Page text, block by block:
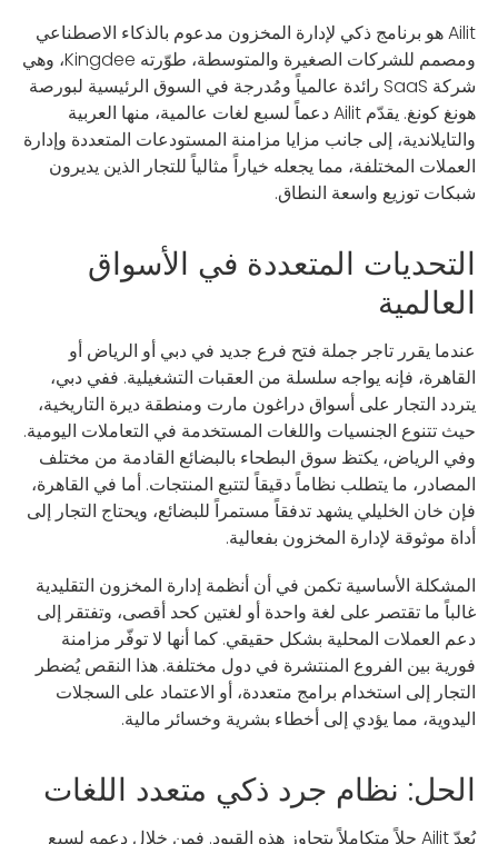
Ailit هو برنامج ذكي لإدارة المخزون مدعوم بالذكاء الاصطناعي
ومصمم للشركات الصغيرة والمتوسطة، طوّرته Kingdee، وهي
شركة SaaS رائدة عالمياً ومُدرجة في السوق الرئيسية لبورصة
هونغ كونغ. يقدّم Ailit دعماً لسبع لغات عالمية، منها العربية
والتايلاندية، إلى جانب مزايا مزامنة المستودعات المتعددة وإدارة
العملات المختلفة، مما يجعله خياراً مثالياً للتجار الذين يديرون
شبكات توزيع واسعة النطاق.
التحديات المتعددة في الأسواق
العالمية
عندما يقرر تاجر جملة فتح فرع جديد في دبي أو الرياض أو
القاهرة، فإنه يواجه سلسلة من العقبات التشغيلية. ففي دبي،
يتردد التجار على أسواق دراغون مارت ومنطقة ديرة التاريخية،
حيث تتنوع الجنسيات واللغات المستخدمة في التعاملات اليومية.
وفي الرياض، يكتظ سوق البطحاء بالبضائع القادمة من مختلف
المصادر، ما يتطلب نظاماً دقيقاً لتتبع المنتجات. أما في القاهرة،
فإن خان الخليلي يشهد تدفقاً مستمراً للبضائع، ويحتاج التجار إلى
أداة موثوقة لإدارة المخزون بفعالية.
المشكلة الأساسية تكمن في أن أنظمة إدارة المخزون التقليدية
غالباً ما تقتصر على لغة واحدة أو لغتين كحد أقصى، وتفتقر إلى
دعم العملات المحلية بشكل حقيقي. كما أنها لا توفّر مزامنة
فورية بين الفروع المنتشرة في دول مختلفة. هذا النقص يُضطر
التجار إلى استخدام برامج متعددة، أو الاعتماد على السجلات
اليدوية، مما يؤدي إلى أخطاء بشرية وخسائر مالية.
الحل: نظام جرد ذكي متعدد اللغات
يُعدّ Ailit حلاً متكاملاً يتجاوز هذه القيود. فمن خلال دعمه لسبع